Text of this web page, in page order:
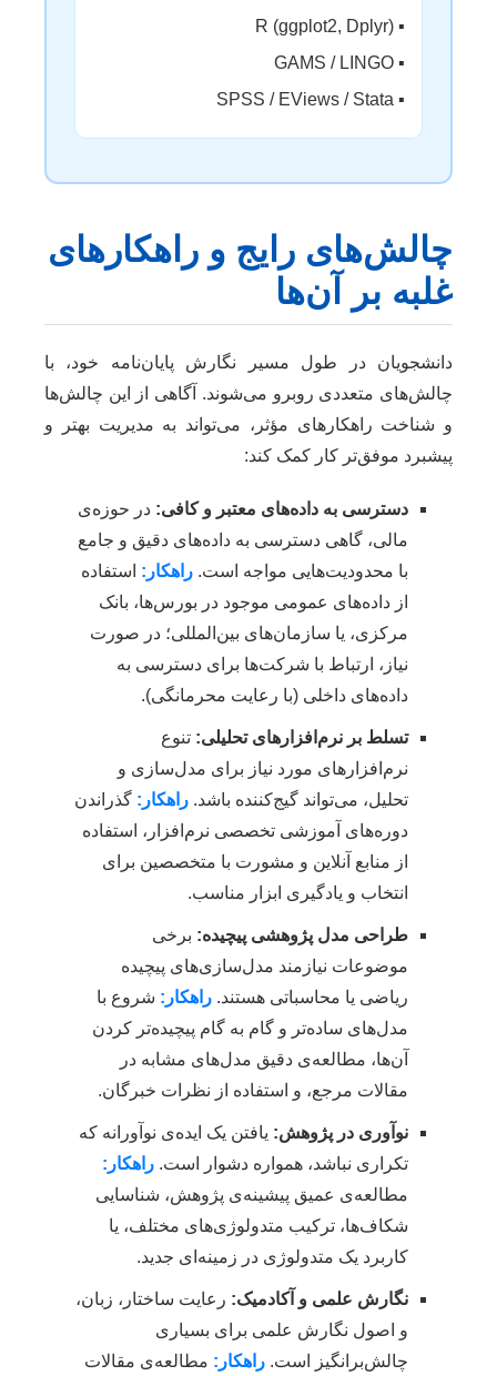
▪️ R (ggplot2, Dplyr)
▪️ GAMS / LINGO
▪️ SPSS / EViews / Stata
چالش‌های رایج و راهکارهای
غلبه بر آن‌ها
دانشجویان در طول مسیر نگارش پایان‌نامه خود، با
چالش‌های متعددی روبرو می‌شوند. آگاهی از این چالش‌ها
و شناخت راهکارهای مؤثر، می‌تواند به مدیریت بهتر و
پیشبرد موفق‌تر کار کمک کند:
دسترسی به داده‌های معتبر و کافی: در حوزه‌ی
مالی، گاهی دسترسی به داده‌های دقیق و جامع
با محدودیت‌هایی مواجه است. راهکار: استفاده
از داده‌های عمومی موجود در بورس‌ها، بانک
مرکزی، یا سازمان‌های بین‌المللی؛ در صورت
نیاز، ارتباط با شرکت‌ها برای دسترسی به
داده‌های داخلی (با رعایت محرمانگی).
تسلط بر نرم‌افزارهای تحلیلی: تنوع
نرم‌افزارهای مورد نیاز برای مدل‌سازی و
تحلیل، می‌تواند گیج‌کننده باشد. راهکار: گذراندن
دوره‌های آموزشی تخصصی نرم‌افزار، استفاده
از منابع آنلاین و مشورت با متخصصین برای
انتخاب و یادگیری ابزار مناسب.
طراحی مدل پژوهشی پیچیده: برخی
موضوعات نیازمند مدل‌سازی‌های پیچیده
ریاضی یا محاسباتی هستند. راهکار: شروع با
مدل‌های ساده‌تر و گام به گام پیچیده‌تر کردن
آن‌ها، مطالعه‌ی دقیق مدل‌های مشابه در
مقالات مرجع، و استفاده از نظرات خبرگان.
نوآوری در پژوهش: یافتن یک ایده‌ی نوآورانه که
تکراری نباشد، همواره دشوار است. راهکار:
مطالعه‌ی عمیق پیشینه‌ی پژوهش، شناسایی
شکاف‌ها، ترکیب متدولوژی‌های مختلف، یا
کاربرد یک متدولوژی در زمینه‌ای جدید.
نگارش علمی و آکادمیک: رعایت ساختار، زبان،
و اصول نگارش علمی برای بسیاری
چالش‌برانگیز است. راهکار: مطالعه‌ی مقالات